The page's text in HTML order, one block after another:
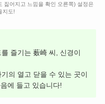
짊어지고 느낌을 확인 오른쪽) 설정은
지도!
즐기는 薮崎 씨, 신경이
기의 열고 닫을 수 있는 곳이
에 들고 있습니다!